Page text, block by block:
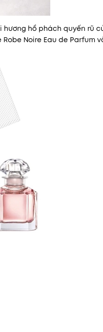
hổ phách quyến rũ
Noire Eau de Parfum